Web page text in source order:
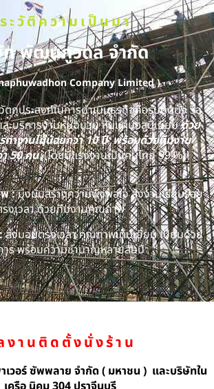
ะวัติความเป็นมา
พัฒนภูวดล จำกัด
Company Limited )
ตถุประสงค์ในการดำเนินธุรกิจคือรับติดตั้ง รื้อ
ละบริการงานหุ้มฉนวน หุ้มแผ่นอลูมิเนียมด้วย
ทำงานไม่น้อยกว่า 10 ปี พร้อมด้วยทีมงาน
50 คน(โดยมีแรงงานเป็นคนไทย 99 %)
พ :มุ่งมั่นสร้างความพึงพอใจ ส่งงานเรียบร้อย
งเวลา ด้วยทีมงานคุณภาพ
ส่งมอบตรงเวลา คุณภาพเต็มเยี่ยม เปี่ยมด้วย
าร พร้อมความชำนาญหลายสิบปี
งานติดตั้งนั่งร้าน
เวอร์ ซัพพลาย จำกัด ( มหาชน ) และบริษัทใน